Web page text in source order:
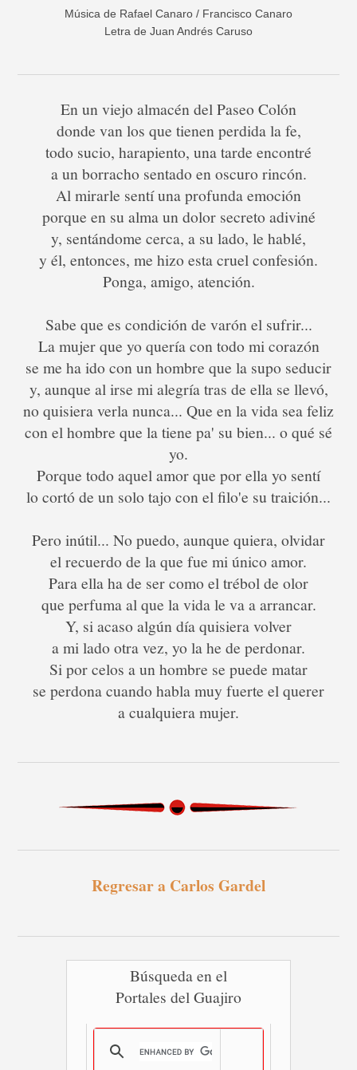
Música de Rafael Canaro / Francisco Canaro
Letra de Juan Andrés Caruso
En un viejo almacén del Paseo Colón
donde van los que tienen perdida la fe,
todo sucio, harapiento, una tarde encontré
a un borracho sentado en oscuro rincón.
Al mirarle sentí una profunda emoción
porque en su alma un dolor secreto adiviné
y, sentándome cerca, a su lado, le hablé,
y él, entonces, me hizo esta cruel confesión.
Ponga, amigo, atención.
Sabe que es condición de varón el sufrir...
La mujer que yo quería con todo mi corazón
se me ha ido con un hombre que la supo seducir
y, aunque al irse mi alegría tras de ella se llevó,
no quisiera verla nunca... Que en la vida sea feliz
con el hombre que la tiene pa' su bien... o qué sé
yo.
Porque todo aquel amor que por ella yo sentí
lo cortó de un solo tajo con el filo'e su traición...
Pero inútil... No puedo, aunque quiera, olvidar
el recuerdo de la que fue mi único amor.
Para ella ha de ser como el trébol de olor
que perfuma al que la vida le va a arrancar.
Y, si acaso algún día quisiera volver
a mi lado otra vez, yo la he de perdonar.
Si por celos a un hombre se puede matar
se perdona cuando habla muy fuerte el querer
a cualquiera mujer.
Regresar a Carlos Gardel
Búsqueda en el
Portales del Guajiro